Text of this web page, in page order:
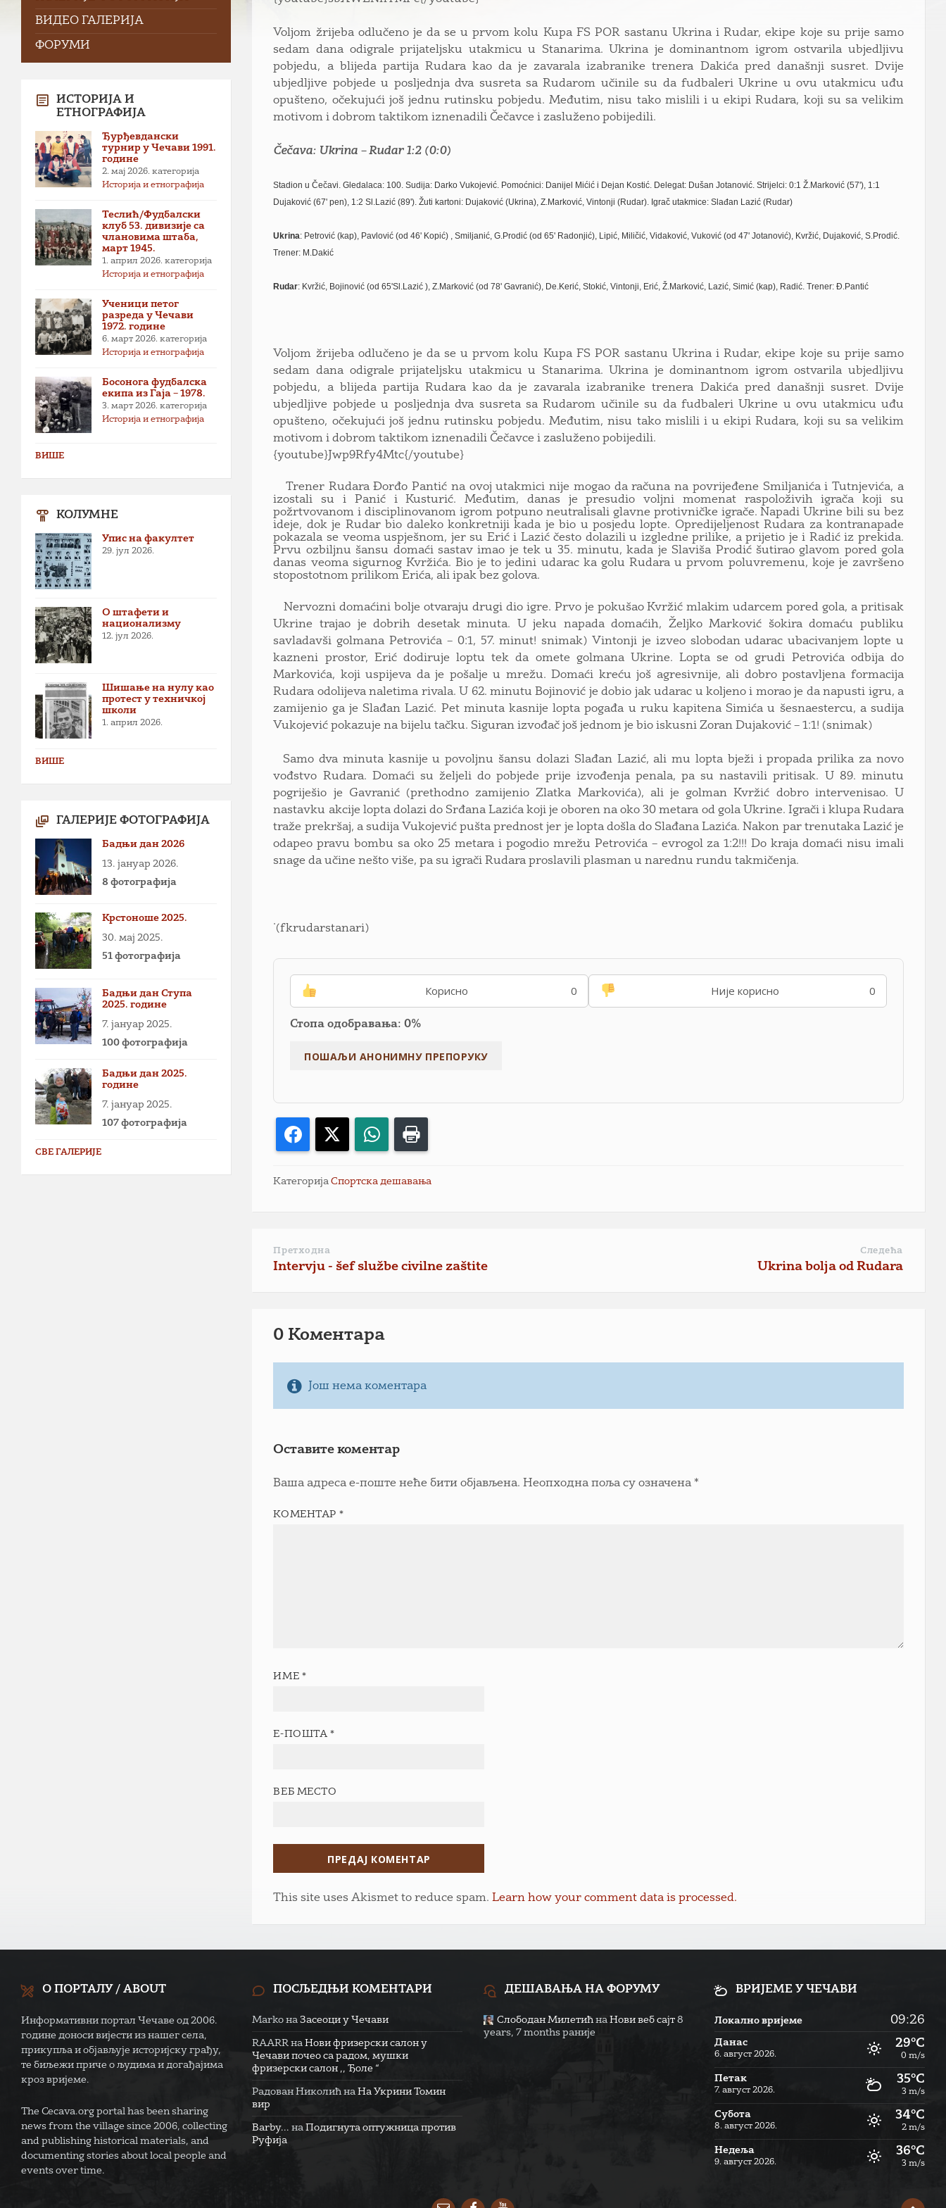
Voljom žrijeba odlučeno je da se u prvom kolu Kupa FS POR sastanu Ukrina i Rudar, ekipe koje su prije samo
sedam dana odigrale prijateljsku utakmicu u Stanarima. Ukrina je dominantnom igrom ostvarila ubjedljivu
pobjedu, a blijeda partija Rudara kao da je zavarala izabranike trenera Dakića pred današnji susret. Dvije
ubjedljive pobjede u posljednja dva susreta sa Rudarom učinile su da fudbaleri Ukrine u ovu utakmicu uđu
opušteno, očekujući još jednu rutinsku pobjedu. Međutim, nisu tako mislili i u ekipi Rudara, koji su sa velikim
motivom i dobrom taktikom iznenadili Čečavce i zasluženo pobijedili.
Čečava: Ukrina – Rudar 1:2 (0:0)
Stadion u Čečavi. Gledalaca: 100. Sudija: Darko Vukojević. Pomoćnici: Danijel Mićić i Dejan Kostić. Delegat: Dušan Jotanović. Strijelci: 0:1 Ž.Marković (57'), 1:1
Dujaković (67' pen), 1:2 Sl.Lazić (89') . Žuti kartoni: Dujaković (Ukrina), Z.Marković, Vintonji (Rudar). Igrač utakmice: Slađan Lazić (Rudar)
Ukrina: Petrović (kap) Pavlović(od 46' Kopić) , Smiljanić, G.Prodić (od 65' Radonjić), Lipić, Miličić, Vidaković, Vuković (od 47' Jotanović), Kvržić, Dujaković, S.Prodić.
Trener: M.Dakić
Rudar: Kvržić, Bojinović (od 65'Sl.Lazić ), Z.Marković (od 78' Gavranić), De.Kerić, Stokić, Vintonji, Erić, Ž.Marković, Lazić, Simić (kap), Radić. Trener: Đ.Pantić
Voljom žrijeba odlučeno je da se u prvom kolu Kupa FS POR sastanu Ukrina i Rudar, ekipe koje su prije samo
sedam dana odigrale prijateljsku utakmicu u Stanarima. Ukrina je dominantnom igrom ostvarila ubjedljivu
pobjedu, a blijeda partija Rudara kao da je zavarala izabranike trenera Dakića pred današnji susret. Dvije
ubjedljive pobjede u posljednja dva susreta sa Rudarom učinile su da fudbaleri Ukrine u ovu utakmicu uđu
opušteno, očekujući još jednu rutinsku pobjedu. Međutim, nisu tako mislili i u ekipi Rudara, koji su sa velikim
motivom i dobrom taktikom iznenadili Čečavce i zasluženo pobijedili.
{youtube}Jwp9Rfy4Mtc{/youtube}
Trener Rudara Đorđo Pantić na ovoj utakmici nije mogao da računa na povrijeđene Smiljanića i Tutnjevića, a
izostali su i Panić i Kusturić. Međutim, danas je presudio voljni momenat raspoloživih igrača koji su
požrtvovanom i disciplinovanom igrom potpuno neutralisali glavne protivničke igrače. Napadi Ukrine bili su bez
ideje, dok je Rudar bio daleko konkretniji kada je bio u posjedu lopte. Opredijeljenost Rudara za kontranapade
pokazala se veoma uspješnom, jer su Erić i Lazić često dolazili u izgledne prilike, a prijetio je i Radić iz prekida.
Prvu ozbiljnu šansu domaći sastav imao je tek u 35. minutu, kada je Slaviša Prodić šutirao glavom pored gola
danas veoma sigurnog Kvržića. Bio je to jedini udarac ka golu Rudara u prvom poluvremenu, koje je završeno
stopostotnom prilikom Erića, ali ipak bez golova.
Nervozni domaćini bolje otvaraju drugi dio igre. Prvo je pokušao Kvržić mlakim udarcem pored gola, a pritisak
Ukrine trajao je dobrih desetak minuta. U jeku napada domaćih, Željko Marković šokira domaću publiku
savladavši golmana Petrovića – 0:1, 57. minut! snimak) Vintonji je izveo slobodan udarac ubacivanjem lopte u
kazneni prostor, Erić dodiruje loptu tek da omete golmana Ukrine. Lopta se od grudi Petrovića odbija do
Markovića, koji uspijeva da je pošalje u mrežu. Domaći kreću još agresivnije, ali dobro postavljena formacija
Rudara odolijeva naletima rivala. U 62. minutu Bojinović je dobio jak udarac u koljeno i morao je da napusti igru, a
zamijenio ga je Slađan Lazić. Pet minuta kasnije lopta pogađa u ruku kapitena Simića u šesnaestercu, a sudija
Vukojević pokazuje na bijelu tačku. Siguran izvođač još jednom je bio iskusni Zoran Dujaković – 1:1! (snimak)
Samo dva minuta kasnije u povoljnu šansu dolazi Slađan Lazić, ali mu lopta bježi i propada prilika za novo
vođstvo Rudara. Domaći su željeli do pobjede prije izvođenja penala, pa su nastavili pritisak. U 89. minutu
pogriješio je Gavranić (prethodno zamijenio Zlatka Markovića), ali je golman Kvržić dobro intervenisao. U
nastavku akcije lopta dolazi do Srđana Lazića koji je oboren na oko 30 metara od gola Ukrine. Igrači i klupa Rudara
traže prekršaj, a sudija Vukojević pušta prednost jer je lopta došla do Slađana Lazića. Nakon par trenutaka Lazić je
odapeo pravu bombu sa oko 25 metara i pogodio mrežu Petrovića – evrogol za 1:2!!! Do kraja domaći nisu imali
snage da učine nešto više, pa su igrači Rudara proslavili plasman u narednu rundu takmičenja.
˙(fkrudarstanari)
Корисно 0 Није корисно 0
Стопа одобравања: 0%
Facebook WhatsApp
КатегоријаСпортска дешавања
Претходна
Intervju - šef službe civilne zaštite
Следећа
Ukrina bolja od Rudara
0 Коментарa
Још нема коментара
Оставите коментар
Ваша адреса е-поште неће бити објављена. Неопходна поља су означена*
КОМЕНТАР *
ИМЕ *
Е-ПОШТА *
ВЕБ МЕСТО
This site uses Akismet to reduce spam.Learn how your comment data is processed.
ВИДЕО ГАЛЕРИЈА
ФОРУМИ
ИСТОРИЈА И
ЕТНОГРАФИЈА
Ђурђевдански
турнир у Чечави 1991.
године
2. мај 2026. категорија
Историја и етнографија
Теслић/Фудбалски
клуб 53. дивизије са
члановима штаба,
март 1945.
1. април 2026. категорија
Историја и етнографија
Ученици петог
разреда у Чечави
1972. године
6. март 2026. категорија
Историја и етнографија
Босонога фудбалска
екипа из Гаја – 1978.
3. март 2026. категорија
Историја и етнографија
ВИШЕ
КОЛУМНЕ
Упис на факултет
29. јул 2026.
О штафети и
национализму
12. јул 2026.
Шишање на нулу као
протест у техничкој
школи
1. април 2026.
ВИШЕ
ГАЛЕРИЈЕ ФОТОГРАФИЈА
Бадњи дан 2026
13. јануар 2026.
8 фотографија
Крстоноше 2025.
30. мај 2025.
51 фотографија
Бадњи дан Ступа
2025. године
7. јануар 2025.
100 фотографија
Бадњи дан 2025.
године
7. јануар 2025.
107 фотографија
СВЕ ГАЛЕРИЈЕ
О ПОРТАЛУ / ABOUT
Информативни портал Чечаве од 2006.
године доноси вијести из нашег села,
прикупља и објављује историјску грађу,
те биљежи приче о људима и догађајима
кроз вријеме.
The Cecava.org portal has been sharing
news from the village since 2006, collecting
and publishing historical materials, and
documenting stories about local people and
events over time.
ПОСЉЕДЊИ КОМЕНТАРИ
Marko наЗасеоци у Чечави
RAARR наНови фризерски салон у
Чечави почео са радом, мушки
фризерски салон ,, Ђоле “
Радован Николић наНа Укрини Томин
вир
Barby... наПодигнута оптужница против
Руфија
ДЕШАВАЊА НА ФОРУМУ
Слободан Милетићна Нови веб сајт 8
years, 7 months раније
ВРИЈЕМЕ У ЧЕЧАВИ
Локално вријеме 09:26
Данас
6. август 2026.
29°C
0 m/s
Петак
7. август 2026.
35°C
3 m/s
Субота
8. август 2026.
34°C
2 m/s
Недеља
9. август 2026.
36°C
3 m/s
EmailFacebookYouTube